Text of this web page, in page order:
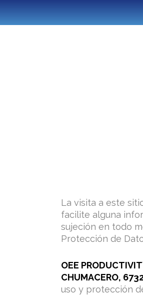
La visita a este
facilite alguna
sujeción en todo
Protección de
OEE
CHUMACERO,
uso y protección